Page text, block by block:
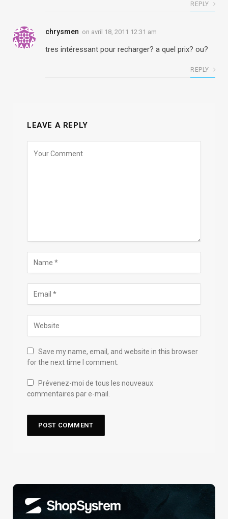
REPLY
chrysmen on avril 18, 2011 12:31 am
tres intéressant pour recharger? a quel prix? ou?
REPLY
LEAVE A REPLY
Save my name, email, and website in this browser
for the next time I comment.
Prévenez-moi de tous les nouveaux
commentaires par e-mail.